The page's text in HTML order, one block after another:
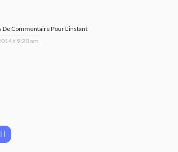
De Commentaire Pour L'instant
à 9:20 am